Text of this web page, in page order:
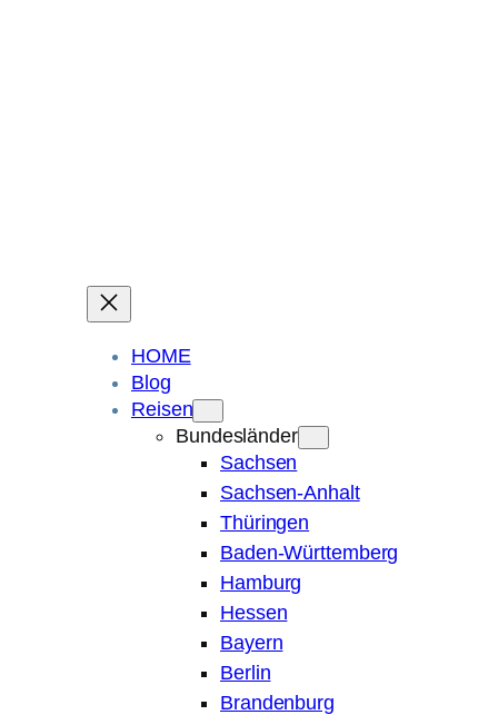
HOME
Blog
Reisen
Bundesländer
Sachsen
Sachsen-Anhalt
Thüringen
Baden-Württemberg
Hamburg
Hessen
Bayern
Berlin
Brandenburg